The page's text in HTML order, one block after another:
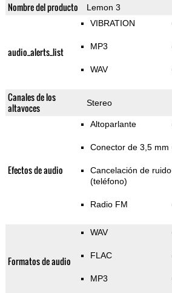
Nombre del producto Lemon 3
audio_alerts_list
VIBRATION
MP3
WAV
Canales de los
altavoces
Stereo
Efectos de audio
Altoparlante
Conector de 3,5 mm
Cancelación de ruido
(teléfono)
Radio FM
Formatos de audio
WAV
FLAC
MP3